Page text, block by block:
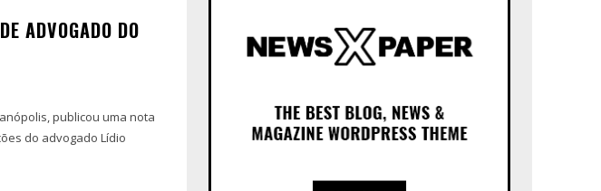
ADVOGADO DO
publicou uma nota
do advogado Lídio